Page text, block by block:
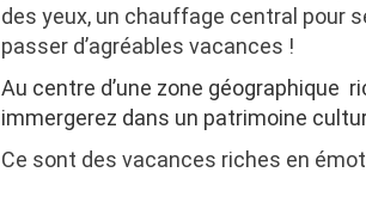
des yeux, un chauffage central pour
passer d’agréables vacances !
Au centre d’une zone
immergerez dans un patrimoine
Ce sont des vacances riches en